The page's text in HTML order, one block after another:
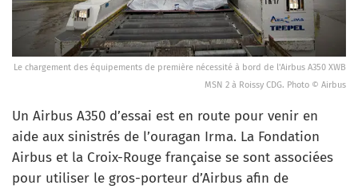
Le chargement des équipements de première nécessité à bord de l'Airbus A350 XWB
MSN 2 à Roissy CDG. Photo © Airbus
Un Airbus A350 d’essai est en route pour venir en
aide aux sinistrés de l’ouragan Irma. La Fondation
Airbus et la Croix-Rouge française se sont associées
pour utiliser le gros-porteur d’Airbus afin de